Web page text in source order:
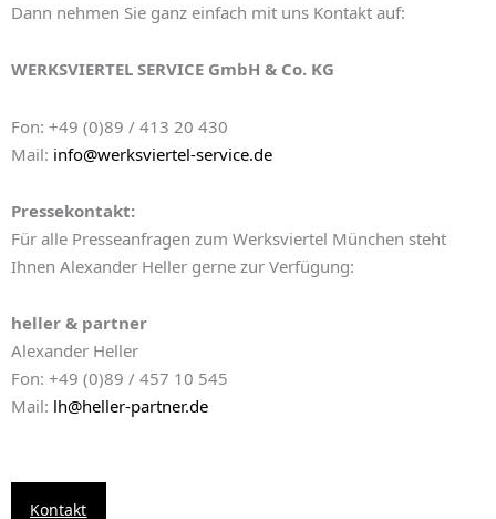
Dann nehmen Sie ganz einfach mit uns Kontakt auf:
WERKSVIERTEL SERVICE GmbH & Co. KG
Fon: +49 (0)89 / 413 20 430
Mail: info@werksviertel-service.de
Pressekontakt:
Für alle Presseanfragen zum Werksviertel München steht
Ihnen Alexander Heller gerne zur Verfügung:
heller & partner
Alexander Heller
Fon: +49 (0)89 / 457 10 545
Mail: lh@heller-partner.de
Kontakt